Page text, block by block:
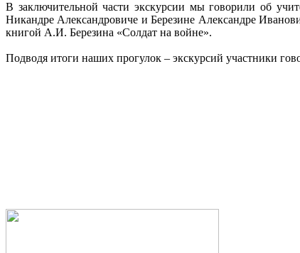
В заключительной части экскурсии мы говорили об
Никандре Александровиче и Березине Александре
книгой А.И. Березина «Солдат на войне».
Подводя итоги наших прогулок – экскурсий участники